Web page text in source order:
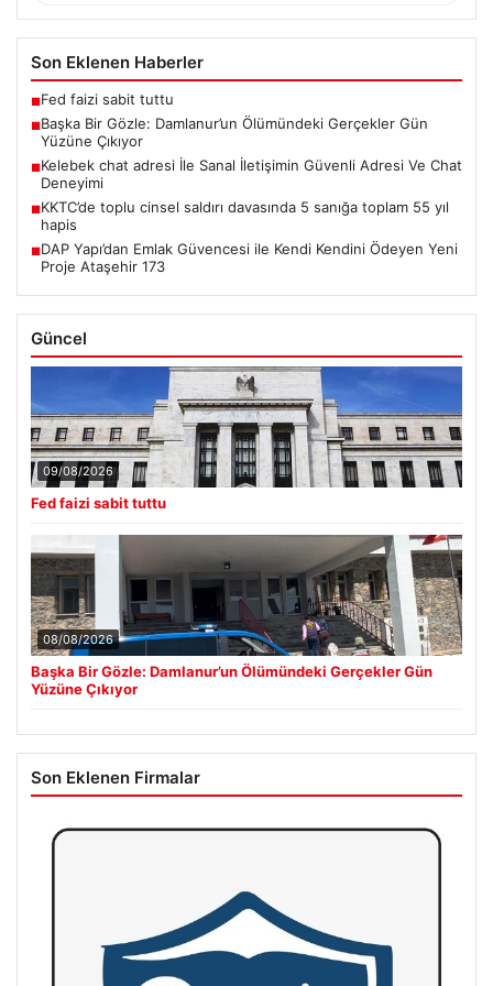
Son Eklenen Haberler
■Fed faizi sabit tuttu
■Başka Bir Gözle: Damlanur’un Ölümündeki Gerçekler Gün
Yüzüne Çıkıyor
■Kelebek chat adresi İle Sanal İletişimin Güvenli Adresi Ve Chat
Deneyimi
■KKTC’de toplu cinsel saldırı davasında 5 sanığa toplam 55 yıl
hapis
■DAP Yapı’dan Emlak Güvencesi ile Kendi Kendini Ödeyen Yeni
Proje Ataşehir 173
Güncel
09/08/2026
Fed faizi sabit tuttu
08/08/2026
Başka Bir Gözle: Damlanur’un Ölümündeki Gerçekler Gün
Yüzüne Çıkıyor
Son Eklenen Firmalar